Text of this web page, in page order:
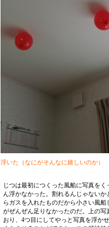
浮いた（なにがそんなに嬉しいのか）
じつは最初につくった風船に写真をく
ん浮かなかった。割れるんじゃないか
らガスを入れたものだから小さい風船
がぜんぜん足りなかったのだ。上の写
おり、4つ目にしてやっと写真を浮か